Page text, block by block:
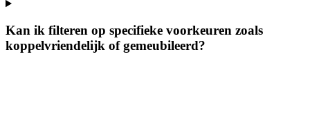
Kan ik filteren op specifieke voorkeuren zoals
koppelvriendelijk of gemeubileerd?